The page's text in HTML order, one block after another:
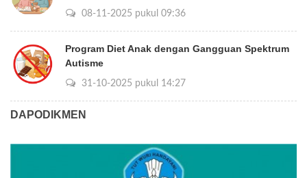
08-11-2025 pukul 09:36
Program Diet Anak dengan Gangguan Spektrum
Autisme
31-10-2025 pukul 14:27
DAPODIKMEN